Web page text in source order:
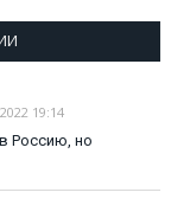
19:14
Россию, но